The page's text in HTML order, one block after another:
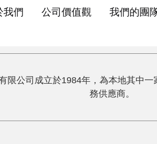
我們 公司價值觀 我們的團
限公司成立於1984年，為本地其中
務供應商。